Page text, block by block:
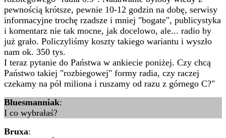
pewnością krótsze, pewnie 10-12 godzin na dobę, serwisy
informacyjne trochę rzadsze i mniej "bogate", publicystyka
i komentarz nie tak mocne, jak docelowo, ale... radio by
już grało. Policzyliśmy koszty takiego wariantu i wyszło
nam ok. 350 tys.
I teraz pytanie do Państwa w ankiecie poniżej. Czy chcą
Państwo takiej "rozbiegowej" formy radia, czy raczej
czekamy na pół miliona i ruszamy od razu z górnego C?"
Bluesmanniak:
I co wybrałaś?
Bruxa: